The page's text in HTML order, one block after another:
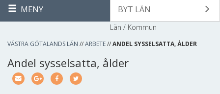
MENY BYT LÄN
Län / Kommun
VÄSTRA GÖTALANDS LÄN //ARBETE//ANDEL SYSSELSATTA, ÅLDER
Andel sysselsatta, ålder